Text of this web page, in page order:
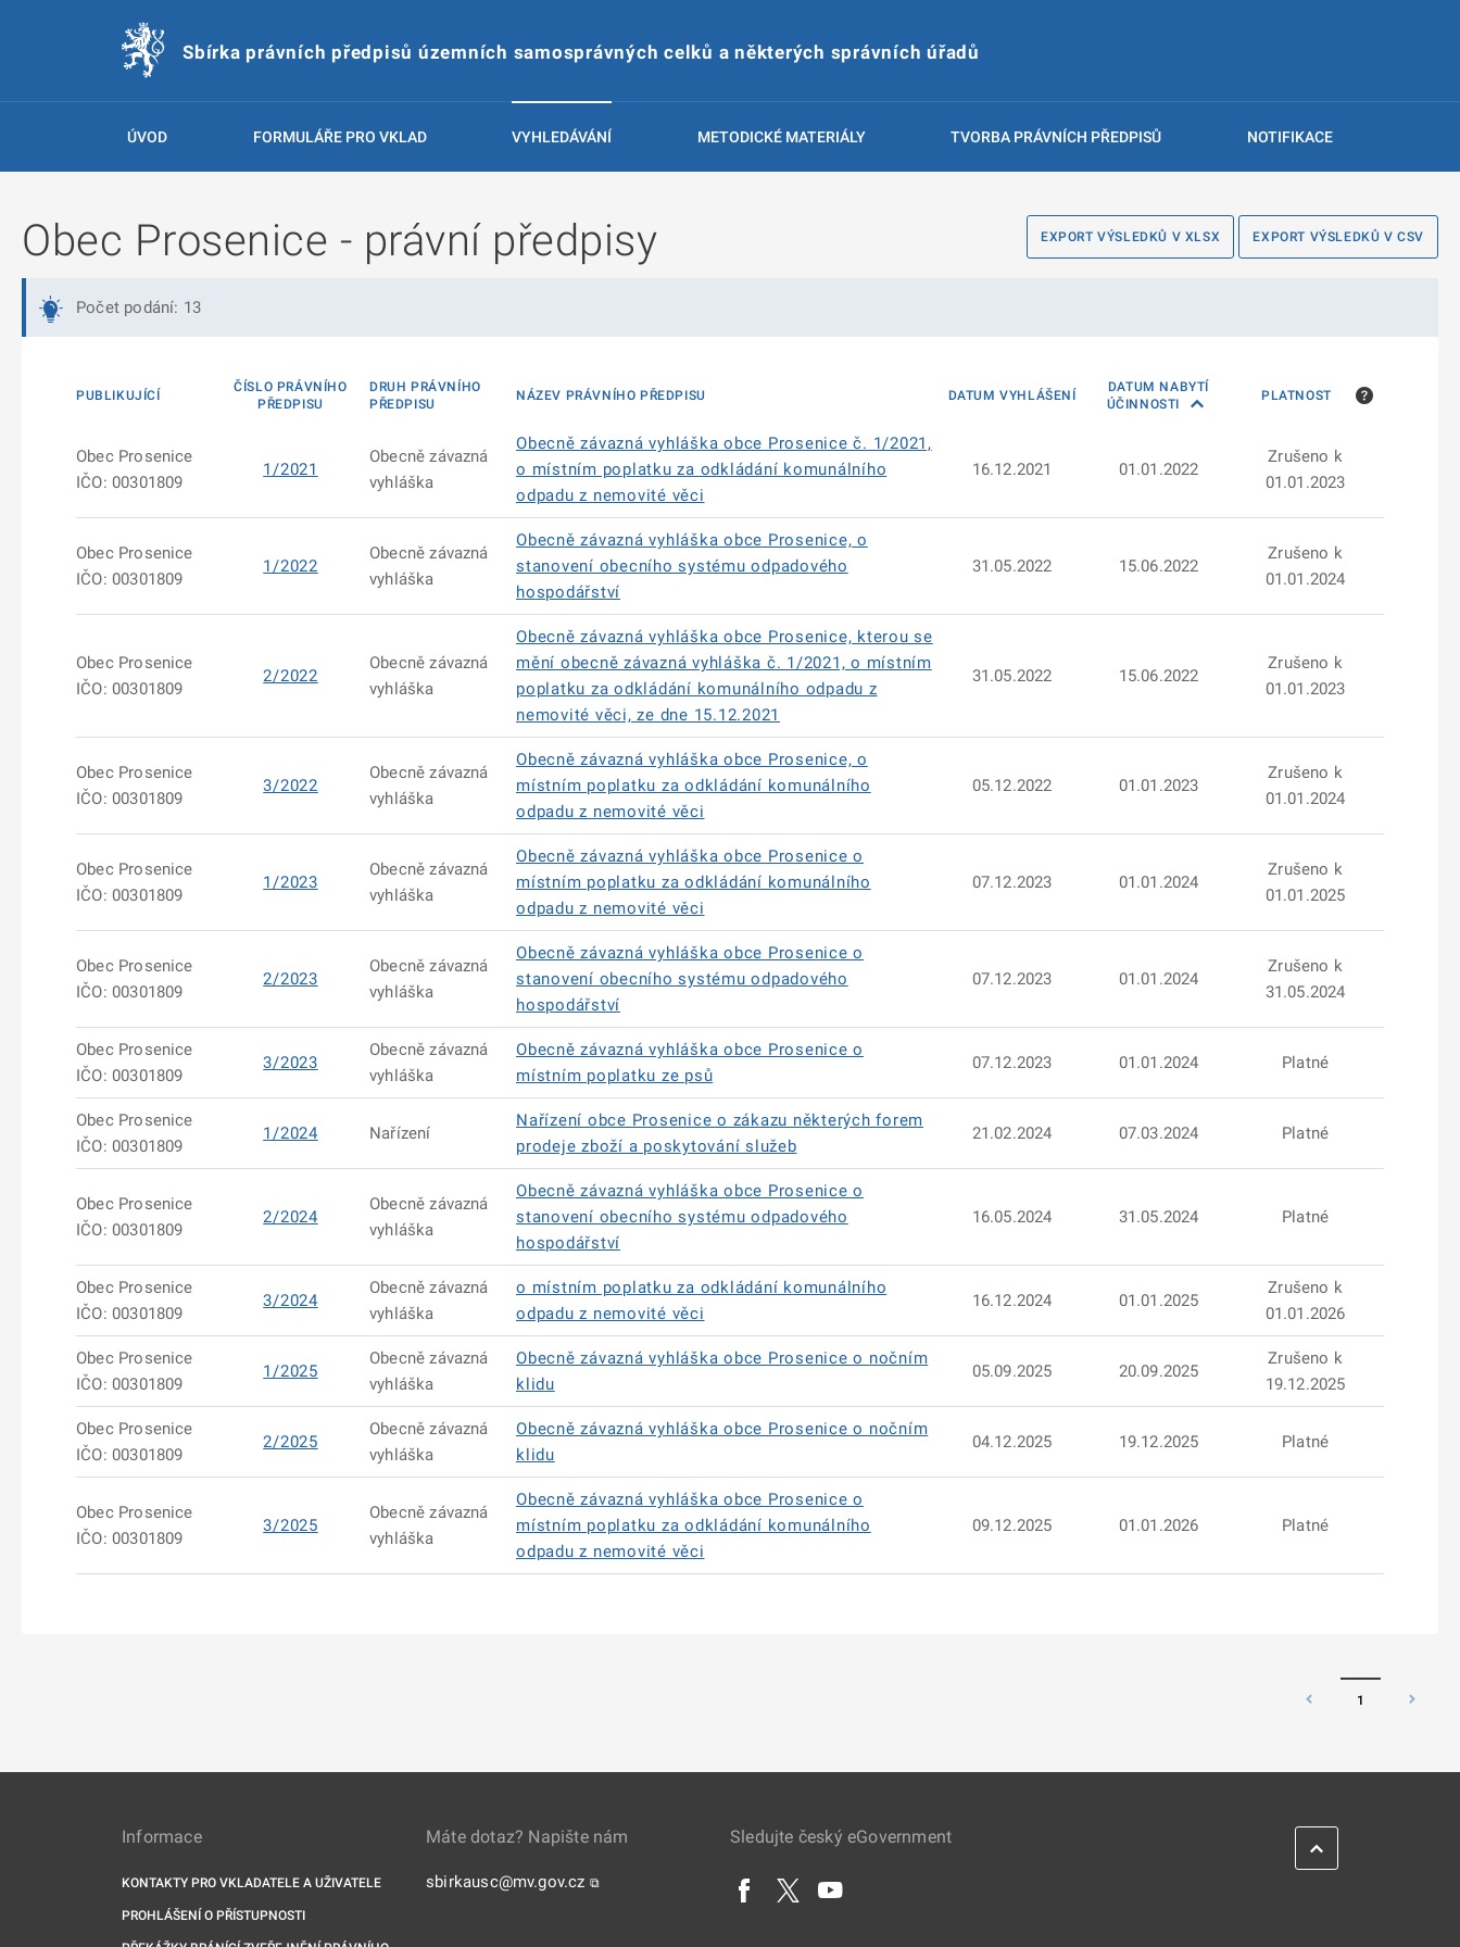
Sbírka právních předpisů územních samosprávných celků a některých správních úřadů
ÚVOD FORMULÁŘE PRO VKLAD VYHLEDÁVÁNÍ METODICKÉ MATERIÁLY TVORBA PRÁVNÍCH PŘEDPISŮ NOTIFIKACE
EXPORT VÝSLEDKŮ V XLSX EXPORT VÝSLEDKŮ V CSV
Obec Prosenice - právní předpisy
Počet podání: 13
PUBLIKUJÍCÍ
ČÍSLO PRÁVNÍHO
PŘEDPISU
DRUH PRÁVNÍHO
PŘEDPISU
NÁZEV PRÁVNÍHO PŘEDPISU DATUM VYHLÁŠENÍ
DATUM NABYTÍ
ÚČINNOSTI
PLATNOST
Obec Prosenice
IČO: 00301809
1/2021
Obecně závazná
vyhláška
Obecně závazná vyhláška obce Prosenice č. 1/2021,
o místním poplatku za odkládání komunálního
odpadu z nemovité věci
16.12.2021 01.01.2022
Zrušeno k
01.01.2023
Obec Prosenice
IČO: 00301809
1/2022
Obecně závazná
vyhláška
Obecně závazná vyhláška obce Prosenice, o
stanovení obecního systému odpadového
hospodářství
31.05.2022 15.06.2022
Zrušeno k
01.01.2024
Obec Prosenice
IČO: 00301809
2/2022
Obecně závazná
vyhláška
Obecně závazná vyhláška obce Prosenice, kterou se
mění obecně závazná vyhláška č. 1/2021, o místním
poplatku za odkládání komunálního odpadu z
nemovité věci, ze dne 15.12.2021
31.05.2022 15.06.2022
Zrušeno k
01.01.2023
Obec Prosenice
IČO: 00301809
3/2022
Obecně závazná
vyhláška
Obecně závazná vyhláška obce Prosenice, o
místním poplatku za odkládání komunálního
odpadu z nemovité věci
05.12.2022 01.01.2023
Zrušeno k
01.01.2024
Obec Prosenice
IČO: 00301809
1/2023
Obecně závazná
vyhláška
Obecně závazná vyhláška obce Prosenice o
místním poplatku za odkládání komunálního
odpadu z nemovité věci
07.12.2023 01.01.2024
Zrušeno k
01.01.2025
Obec Prosenice
IČO: 00301809
2/2023
Obecně závazná
vyhláška
Obecně závazná vyhláška obce Prosenice o
stanovení obecního systému odpadového
hospodářství
07.12.2023 01.01.2024
Zrušeno k
31.05.2024
Obec Prosenice
IČO: 00301809
3/2023
Obecně závazná
vyhláška
Obecně závazná vyhláška obce Prosenice o
místním poplatku ze psů
07.12.2023 01.01.2024 Platné
Obec Prosenice
IČO: 00301809
1/2024 Nařízení
Nařízení obce Prosenice o zákazu některých forem
prodeje zboží a poskytování služeb
21.02.2024 07.03.2024 Platné
Obec Prosenice
IČO: 00301809
2/2024
Obecně závazná
vyhláška
Obecně závazná vyhláška obce Prosenice o
stanovení obecního systému odpadového
hospodářství
16.05.2024 31.05.2024 Platné
Obec Prosenice
IČO: 00301809
3/2024
Obecně závazná
vyhláška
o místním poplatku za odkládání komunálního
odpadu z nemovité věci
16.12.2024 01.01.2025
Zrušeno k
01.01.2026
Obec Prosenice
IČO: 00301809
1/2025
Obecně závazná
vyhláška
Obecně závazná vyhláška obce Prosenice o nočním
klidu
05.09.2025 20.09.2025
Zrušeno k
19.12.2025
Obec Prosenice
IČO: 00301809
2/2025
Obecně závazná
vyhláška
Obecně závazná vyhláška obce Prosenice o nočním
klidu
04.12.2025 19.12.2025 Platné
Obec Prosenice
IČO: 00301809
3/2025
Obecně závazná
vyhláška
Obecně závazná vyhláška obce Prosenice o
místním poplatku za odkládání komunálního
odpadu z nemovité věci
09.12.2025 01.01.2026 Platné
1
Informace
KONTAKTY PRO VKLADATELE A UŽIVATELE
PROHLÁŠENÍ O PŘÍSTUPNOSTI
Máte dotaz? Napište nám
sbirkausc@mv.gov.cz ⧉
Sledujte český eGovernment